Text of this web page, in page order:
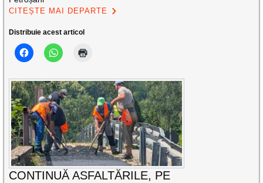
CITEȘTE MAI DEPARTE
Distribuie acest articol
CONTINUĂ ASFALTĂRILE, PE